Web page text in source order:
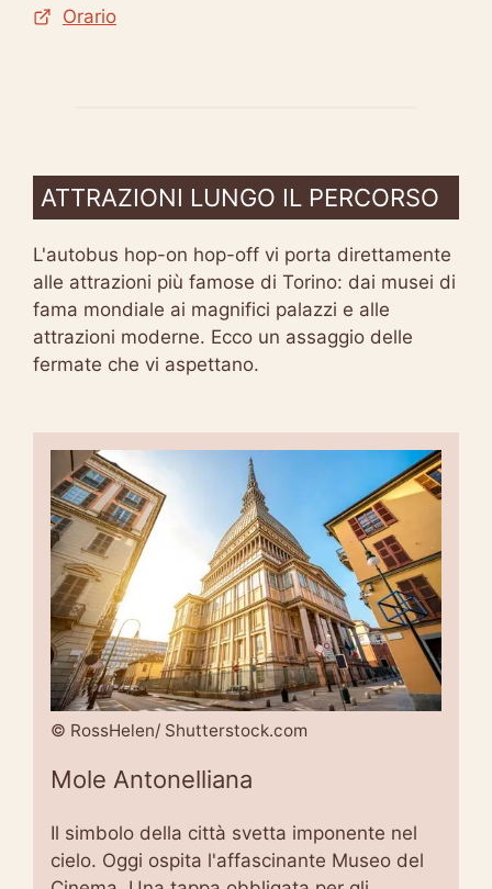
Orario
ATTRAZIONI LUNGO IL PERCORSO
L'autobus hop-on hop-off vi porta direttamente
alle attrazioni più famose di Torino: dai musei di
fama mondiale ai magnifici palazzi e alle
attrazioni moderne. Ecco un assaggio delle
fermate che vi aspettano.
© RossHelen/ Shutterstock.com
Mole Antonelliana
Il simbolo della città svetta imponente nel
cielo. Oggi ospita l'affascinante Museo del